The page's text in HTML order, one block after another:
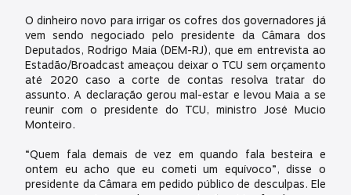
O dinheiro novo para irrigar os cofres dos governadores já
vem sendo negociado pelo presidente da Câmara dos
Deputados, Rodrigo Maia (DEM-RJ), que em entrevista ao
Estadão/Broadcast ameaçou deixar o TCU sem orçamento
até 2020 caso a corte de contas resolva tratar do
assunto. A declaração gerou mal-estar e levou Maia a se
reunir com o presidente do TCU, ministro José Mucio
Monteiro.
“Quem fala demais de vez em quando fala besteira e
ontem eu acho que eu cometi um equívoco”, disse o
presidente da Câmara em pedido público de desculpas. Ele